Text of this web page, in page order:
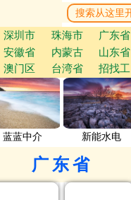
深圳市 珠海市 广东省
安徽省 内蒙古 山东省
澳门区 台湾省 招找工
蓝蓝中介 新能水电
广东省